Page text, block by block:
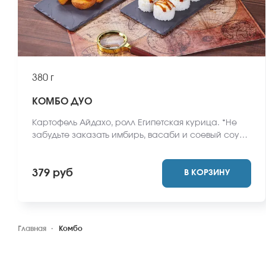
380 г
КОМБО ДУО
Картофель Айдахо, ролл Египетская курица. *Не
забудьте заказать имбирь, васаби и соевый соус.
блюда может отличаться от фото на сайте.
379 руб В КОРЗИНУ
Главная Комбо